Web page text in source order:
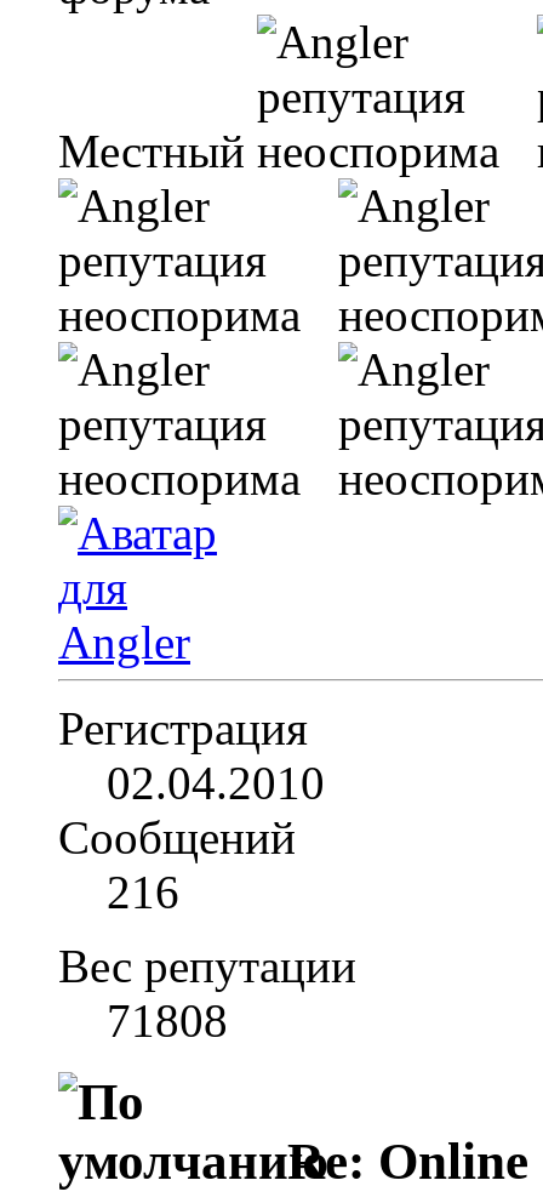
Местный
Регистрация
02.04.2010
Сообщений
216
Вес репутации
71808
Re: Online